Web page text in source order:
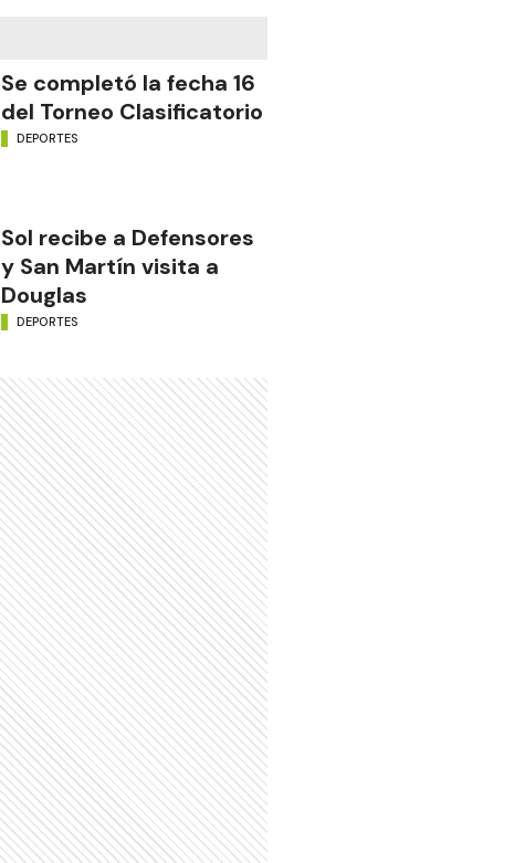
Se completó la fecha 16
del Torneo Clasificatorio
DEPORTES
Sol recibe a Defensores
y San Martín visita a
Douglas
DEPORTES